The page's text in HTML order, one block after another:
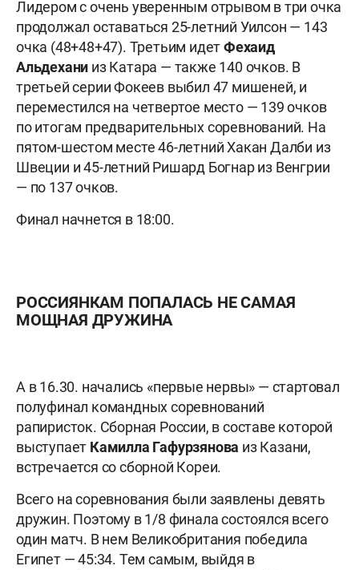
Лидером с очень уверенным отрывом в три очка
продолжал оставаться 25-летний Уилсон — 143
очка (48+48+47). Третьим идетФехаид
Альдехани из Катара — также 140 очков. В
третьей серии Фокеев выбил 47 мишеней, и
переместился на четвертое место — 139 очков
по итогам предварительных соревнований. На
пятом-шестом месте 46-летний Хакан Далби из
Швеции и 45-летний Ришард Богнар из Венгрии
— по 137 очков.
Финал начнется в 18:00.
РОССИЯНКАМ ПОПАЛАСЬ НЕ САМАЯ
МОЩНАЯ ДРУЖИНА
А в 16.30. начались «первые нервы» — стартовал
полуфинал командных соревнований
рапиристок. Сборная России, в составе которой
выступает Камилла Гафурзянова из Казани,
встречается со сборной Кореи.
Всего на соревнования были заявлены девять
дружин. Поэтому в 1/8 финала состоялся всего
один матч. В нем Великобритания победила
Египет — 45:34. Тем самым, выйдя в